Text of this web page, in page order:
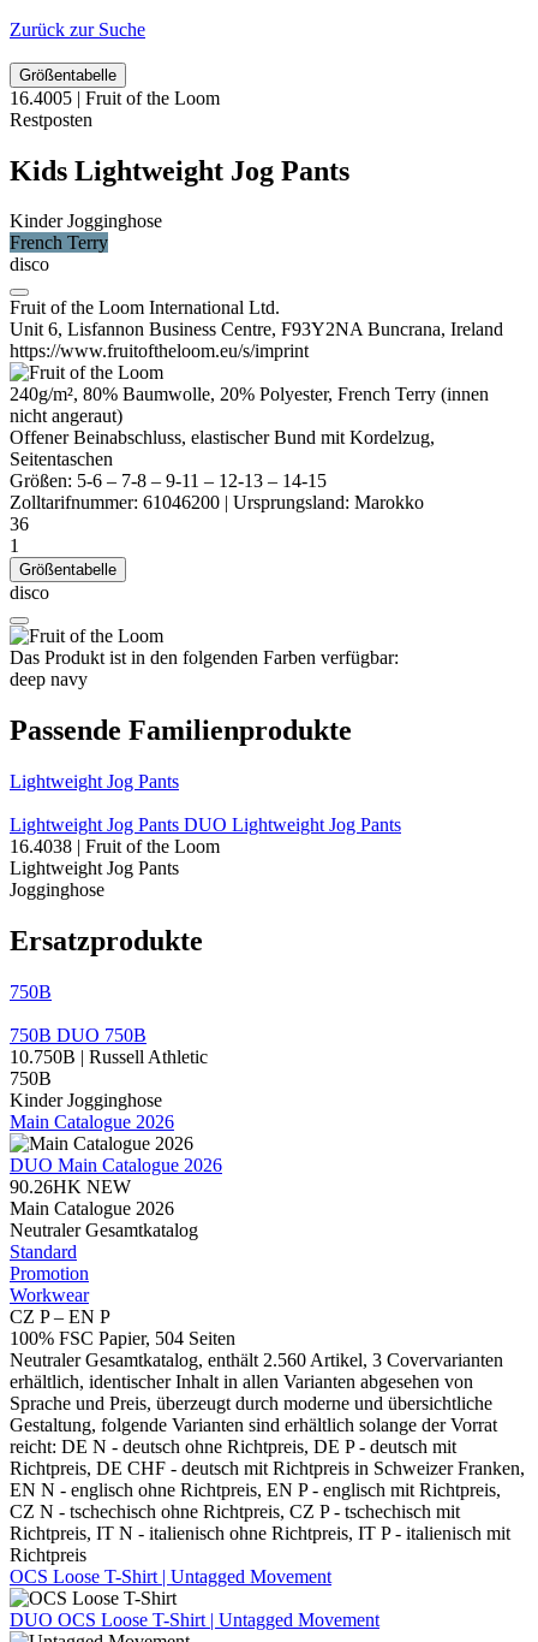
Zurück zur Suche
Größentabelle
16.4005 | Fruit of the Loom
Restposten
Kids Lightweight Jog Pants
Kinder Jogginghose
French Terry
disco
Fruit of the Loom International Ltd.
Unit 6, Lisfannon Business Centre, F93Y2NA Buncrana, Ireland
https://www.fruitoftheloom.eu/s/imprint
240g/m², 80% Baumwolle, 20% Polyester, French Terry (innen
nicht angeraut)
Offener Beinabschluss, elastischer Bund mit Kordelzug,
Seitentaschen
Größen: 5-6 – 7-8 – 9-11 – 12-13 – 14-15
Zolltarifnummer: 61046200 | Ursprungsland: Marokko
36
1
Größentabelle
disco
Das Produkt ist in den folgenden Farben verfügbar:
deep navy
Passende Familienprodukte
Lightweight Jog Pants
Lightweight Jog Pants DUO Lightweight Jog Pants
16.4038 | Fruit of the Loom
Lightweight Jog Pants
Jogginghose
Ersatzprodukte
750B
750B DUO 750B
10.750B | Russell Athletic
750B
Kinder Jogginghose
Main Catalogue 2026
DUO Main Catalogue 2026
90.26HK NEW
Main Catalogue 2026
Neutraler Gesamtkatalog
Standard
Promotion
Workwear
CZ P – EN P
100% FSC Papier, 504 Seiten
Neutraler Gesamtkatalog, enthält 2.560 Artikel, 3 Covervarianten
erhältlich, identischer Inhalt in allen Varianten abgesehen von
Sprache und Preis, überzeugt durch moderne und übersichtliche
Gestaltung, folgende Varianten sind erhältlich solange der Vorrat
reicht: DE N - deutsch ohne Richtpreis, DE P - deutsch mit
Richtpreis, DE CHF - deutsch mit Richtpreis in Schweizer Franken,
EN N - englisch ohne Richtpreis, EN P - englisch mit Richtpreis,
CZ N - tschechisch ohne Richtpreis, CZ P - tschechisch mit
Richtpreis, IT N - italienisch ohne Richtpreis, IT P - italienisch mit
Richtpreis
OCS Loose T-Shirt | Untagged Movement
DUO OCS Loose T-Shirt | Untagged Movement